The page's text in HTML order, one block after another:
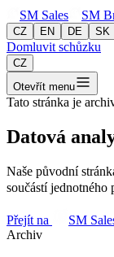
SM Sales SM
CZ EN DE SK
Domluvit schůzku
CZ
Otevřít menu
Tato stránka je
Datová
Naše původní
součástí jednotného
Přejít na SM
Archiv